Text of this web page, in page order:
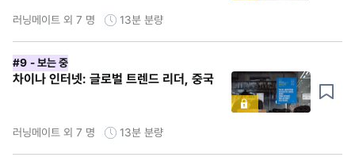
러닝메이트 외 7 명 13분 분량
#9 - 보는 중
차이나 인터넷: 글로벌 트렌드 리더, 중국
러닝메이트 외 7 명 13분 분량